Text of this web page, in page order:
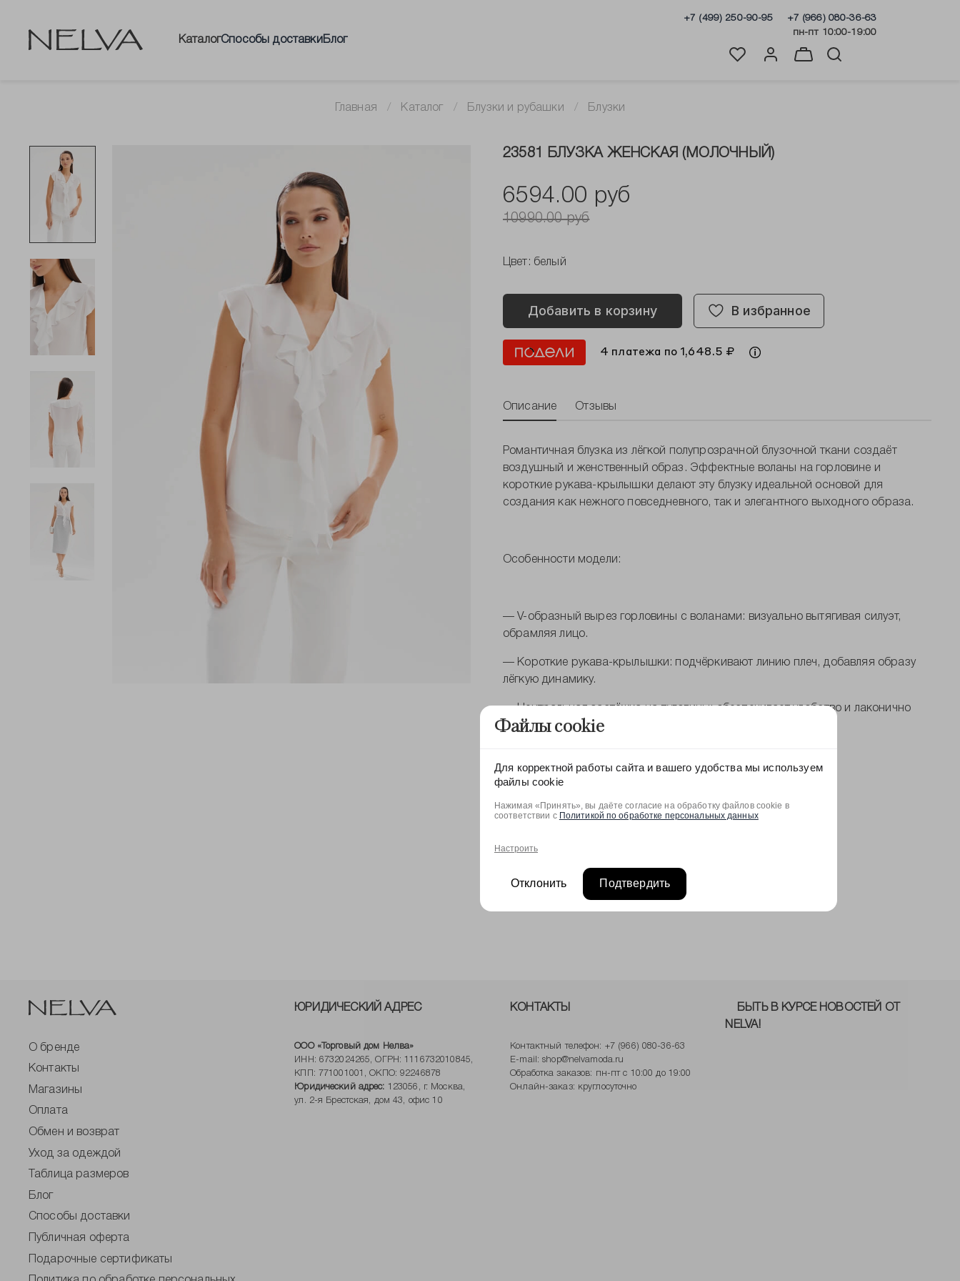
КаталогСпособы доставки Блог
+7 (499) 250-90-95
+7 (966) 080-36-63
пн-пт 10:00-19:00
Главная Каталог Блузки и рубашки Блузки
23581 БЛУЗКА ЖЕНСКАЯ (МОЛОЧНЫЙ)
6594.00 руб
10990.00 руб
Цвет: белый
Добавить в корзину В избранное
4 платежа по 1,648.5 ₽
Описание Отзывы
Романтичная блузка из лёгкой полупрозрачной блузочной ткани создаёт
воздушный и женственный образ. Эффектные воланы на горловине и
короткие рукава-крылышки делают эту блузку идеальной основой для
создания как нежного повседневного, так и элегантного выходного образа.
Особенности модели:
— V-образный вырез горловины с воланами: визуально вытягивая силуэт,
обрамляя лицо.
— Короткие рукава-крылышки: подчёркивают линию плеч, добавляя образу
лёгкую динамику.
— Центральная застёжка на пуговицы: обеспечивает удобство и лаконично
вписывается в общую композицию.
Состав: ПЭ - 100%
Оставить отзыв
О бренде
Контакты
Магазины
Оплата
Обмен и возврат
Уход за одеждой
Таблица размеров
Блог
Способы доставки
Публичная оферта
Подарочные сертификаты
КОНТАКТЫ
Контактный телефон: +7 (966) 080-36-63
E-mail:shop@nelvamoda.ru
Обработка заказов: пн-пт с 10:00 до 19:00
Онлайн-заказ: круглосуточно
ЮРИДИЧЕСКИЙ АДРЕС
ООО «Торговый дом Нелва»
ИНН: 6732024265, ОГРН: 1116732010845,
КПП: 771001001, ОКПО: 92246878
Юридический адрес: 123056, г. Москва,
ул. 2-я Брестская, дом 43, офис 10
БЫТЬ В КУРСЕ НОВОСТЕЙ ОТ
NELVA!
Файлы cookie
Для корректной работы сайта и вашего удобства мы используем
файлы cookie
Нажимая «Принять», вы даёте согласие на обработку файлов cookie в
соответствии с Политикой по обработке персональных данных
Настроить
Отклонить Подтвердить